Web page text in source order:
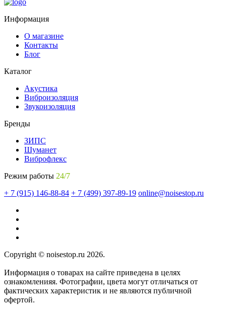
Информация
О магазине
Контакты
Блог
Каталог
Акустика
Виброизоляция
Звукоизоляция
Бренды
ЗИПС
Шуманет
Виброфлекс
Режим работы 24/7
+ 7 (915) 146-88-84 + 7 (499) 397-89-19 online@noisestop.ru
Copyright © noisestop.ru 2026.
Информация о товарах на сайте приведена в целях
ознакомленияя. Фотографии, цвета могут отличаться от
фактических характеристик и не являются публичной
офертой.